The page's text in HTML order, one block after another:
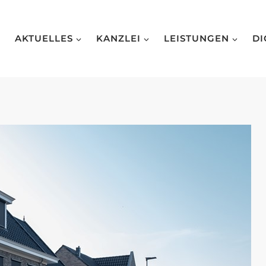
AKTUELLES KANZLEI LEISTUNGEN